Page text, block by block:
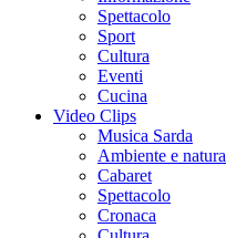
Spettacolo
Sport
Cultura
Eventi
Cucina
Video Clips
Musica Sarda
Ambiente e natura
Cabaret
Spettacolo
Cronaca